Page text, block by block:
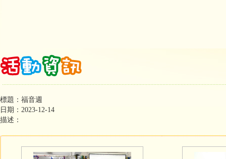
標題：福音週
日期：2023-12-14
描述：